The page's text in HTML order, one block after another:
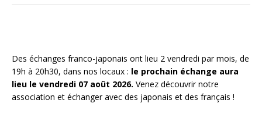
Des échanges franco-japonais ont lieu 2 vendredi par mois, de
19h à 20h30, dans nos locaux : le prochain échange aura
lieu le vendredi 07 août 2026. Venez découvrir notre
association et échanger avec des japonais et des français !